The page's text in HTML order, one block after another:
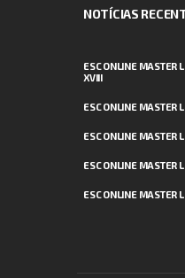
NOTÍCIAS
ESC ONLINE MASTER
XVIII
ESC ONLINE MASTER
ESC ONLINE MASTER
ESC ONLINE MASTER
ESC ONLINE MASTER